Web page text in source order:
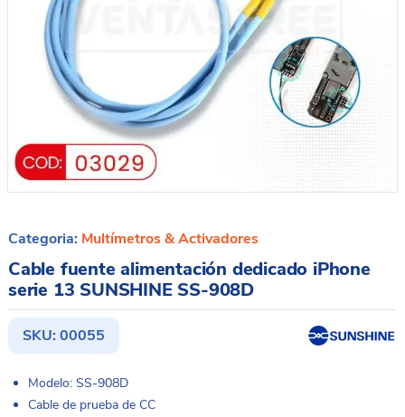
Categoria: Multímetros & Activadores
Cable fuente alimentación dedicado iPhone
serie 13 SUNSHINE SS-908D
SKU: 00055
Modelo: SS-908D
Cable de prueba de CC